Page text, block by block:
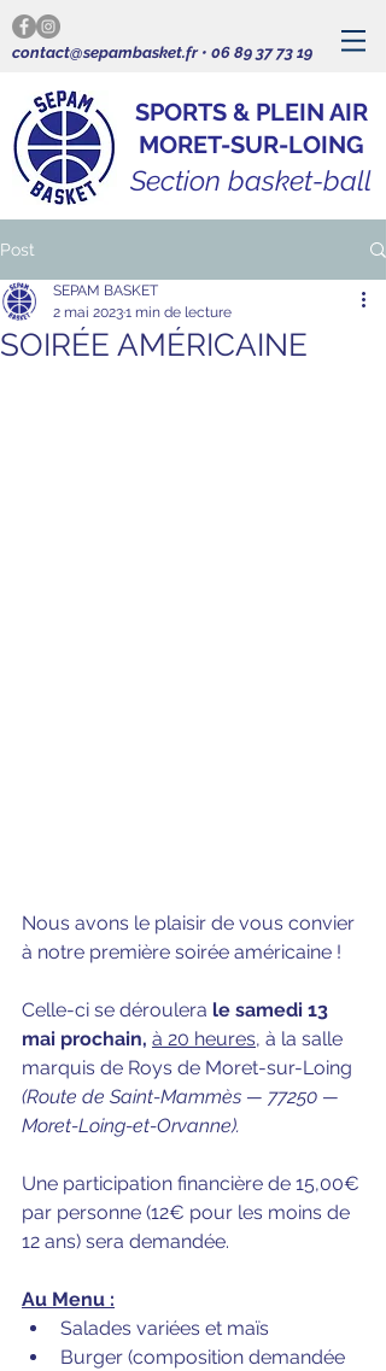
contact@sepambasket.fr• 06 89 37 73 19
SPORTS & PLEIN AIR
MORET-SUR-LOING
Section basket-ball
Post
SOIRÉE AMÉRICAINE
SEPAM BASKET
2 mai 20231 min de lecture
Nous avons le plaisir de vous convier
à notre première soirée américaine !
Celle-ci se déroulera le samedi 13
mai prochain, à 20 heures, à la salle
marquis de Roys de Moret-sur-Loing
(Route de Saint-Mammès — 77250 —
Moret-Loing-et-Orvanne).
Une participation financière de 15,00€
par personne (12€ pour les moins de
12 ans) sera demandée.
Au Menu :
Salades variées et maïs
Burger (composition demandée